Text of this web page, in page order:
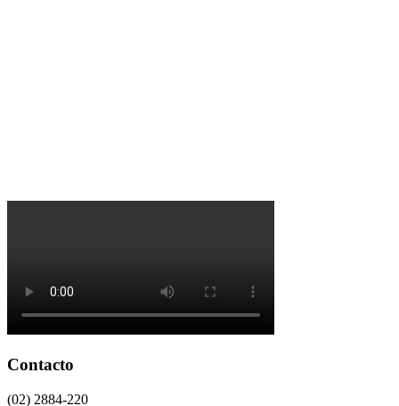
Contacto
(02) 2884-220